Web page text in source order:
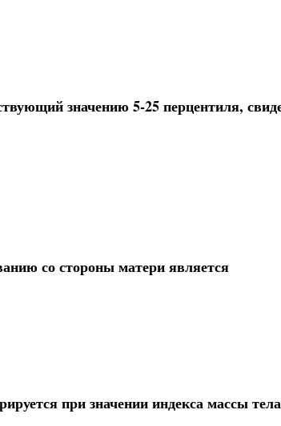
значению 5-25 перцентиля,
со стороны матери является
при значении индекса массы